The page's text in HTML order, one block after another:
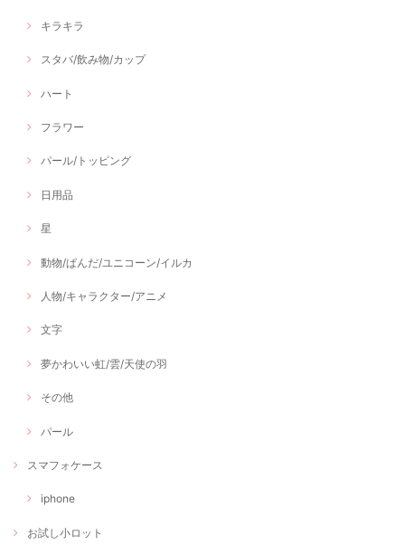
キラキラ
スタバ/飲み物/カップ
ハート
フラワー
パール/トッピング
日用品
星
動物/ぱんだ/ユニコーン/イルカ
人物/キャラクター/アニメ
文字
夢かわいい虹/雲/天使の羽
その他
パール
スマフォケース
iphone
お試し小ロット